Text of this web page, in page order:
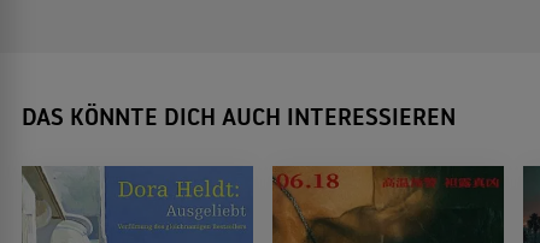
DAS KÖNNTE DICH AUCH INTERESSIEREN